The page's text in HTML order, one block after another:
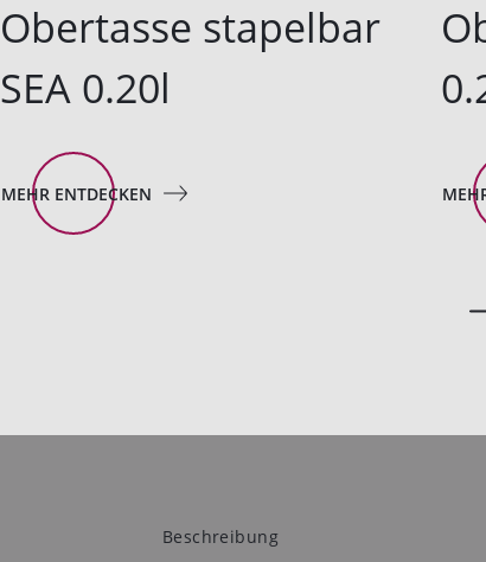
Obertasse stapelbar
SEA 0.20l
MEHR ENTDECKEN
Beschreibung